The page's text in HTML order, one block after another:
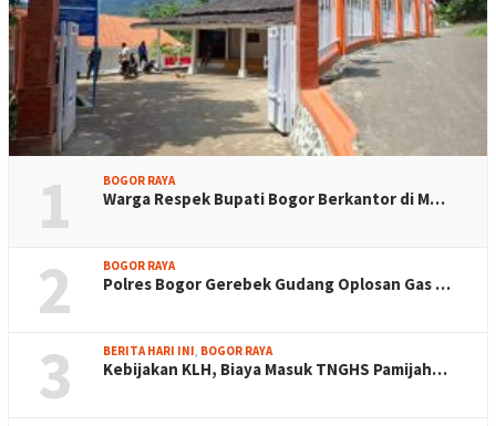
1 BOGOR RAYA
Warga Respek Bupati Bogor Berkantor di M…
2 BOGOR RAYA
Polres Bogor Gerebek Gudang Oplosan Gas …
3 BERITA HARI INI, BOGOR RAYA
Kebijakan KLH, Biaya Masuk TNGHS Pamijah…